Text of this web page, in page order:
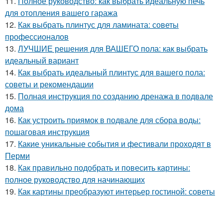
для отопления вашего гаража
12. Как выбрать плинтус для ламината: советы
профессионалов
13. ЛУЧШИЕ решения для ВАШЕГО пола: как выбрать
идеальный вариант
14. Как выбрать идеальный плинтус для вашего пола:
советы и рекомендации
15. Полная инструкция по созданию дренажа в подвале
дома
16. Как устроить приямок в подвале для сбора воды:
пошаговая инструкция
17. Какие уникальные события и фестивали проходят в
Перми
18. Как правильно подобрать и повесить картины:
полное руководство для начинающих
19. Как картины преобразуют интерьер гостиной: советы